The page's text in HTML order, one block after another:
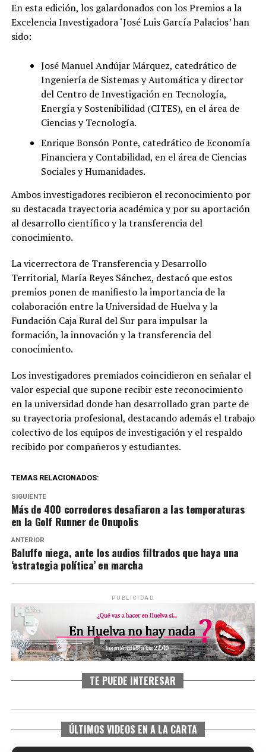
En esta edición, los galardonados con los Premios a la
Excelencia Investigadora ‘José Luis García Palacios’ han
sido:
José Manuel Andújar Márquez, catedrático de
Ingeniería de Sistemas y Automática y director
del Centro de Investigación en Tecnología,
Energía y Sostenibilidad (CITES), en el área de
Ciencias y Tecnología.
Enrique Bonsón Ponte, catedrático de Economía
Financiera y Contabilidad, en el área de Ciencias
Sociales y Humanidades.
Ambos investigadores recibieron el reconocimiento por
su destacada trayectoria académica y por su aportación
al desarrollo científico y la transferencia del
conocimiento.
La vicerrectora de Transferencia y Desarrollo
Territorial, María Reyes Sánchez, destacó que estos
premios ponen de manifiesto la importancia de la
colaboración entre la Universidad de Huelva y la
Fundación Caja Rural del Sur para impulsar la
formación, la innovación y la transferencia del
conocimiento.
Los investigadores premiados coincidieron en señalar el
valor especial que supone recibir este reconocimiento
en la universidad donde han desarrollado gran parte de
su trayectoria profesional, destacando además el trabajo
colectivo de los equipos de investigación y el respaldo
recibido por compañeros y estudiantes.
TEMAS RELACIONADOS:
SIGUIENTE
Más de 400 corredores desafiaron a las temperaturas
en la Golf Runner de Onupolis
ANTERIOR
Baluffo niega, ante los audios filtrados que haya una
‘estrategia política’ en marcha
PUBLICIDAD
TE PUEDE INTERESAR
ÚLTIMOS VIDEOS EN A LA CARTA